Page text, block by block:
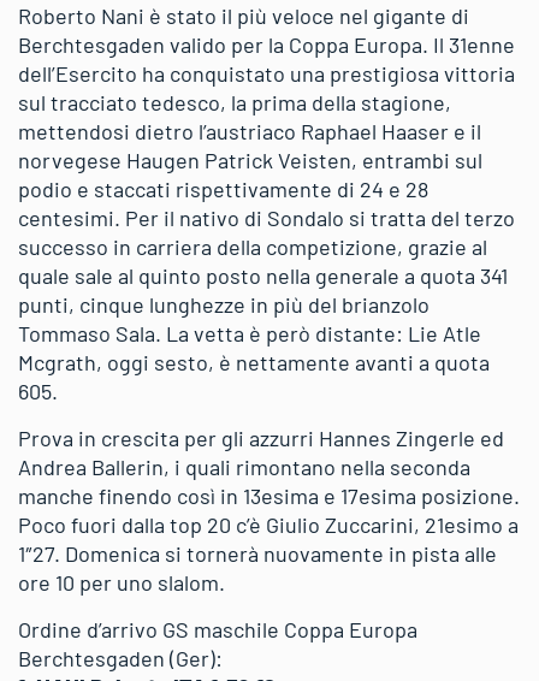
Roberto Nani è stato il più veloce nel gigante di
Berchtesgaden valido per la Coppa Europa. Il 31enne
dell’Esercito ha conquistato una prestigiosa vittoria
sul tracciato tedesco, la prima della stagione,
mettendosi dietro l’austriaco Raphael Haaser e il
norvegese Haugen Patrick Veisten, entrambi sul
podio e staccati rispettivamente di 24 e 28
centesimi. Per il nativo di Sondalo si tratta del terzo
successo in carriera della competizione, grazie al
quale sale al quinto posto nella generale a quota 341
punti, cinque lunghezze in più del brianzolo
Tommaso Sala. La vetta è però distante: Lie Atle
Mcgrath, oggi sesto, è nettamente avanti a quota
605.
Prova in crescita per gli azzurri Hannes Zingerle ed
Andrea Ballerin, i quali rimontano nella seconda
manche finendo così in 13esima e 17esima posizione.
Poco fuori dalla top 20 c’è Giulio Zuccarini, 21esimo a
1″27. Domenica si tornerà nuovamente in pista alle
ore 10 per uno slalom.
Ordine d’arrivo GS maschile Coppa Europa
Berchtesgaden (Ger):